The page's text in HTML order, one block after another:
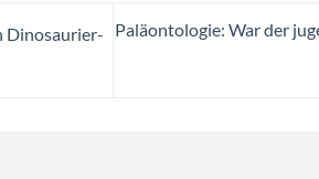
Dinosaurier-
Paläontologie: War der